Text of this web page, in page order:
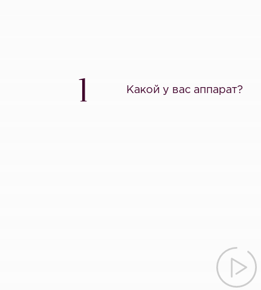
1 Какой у вас аппарат?